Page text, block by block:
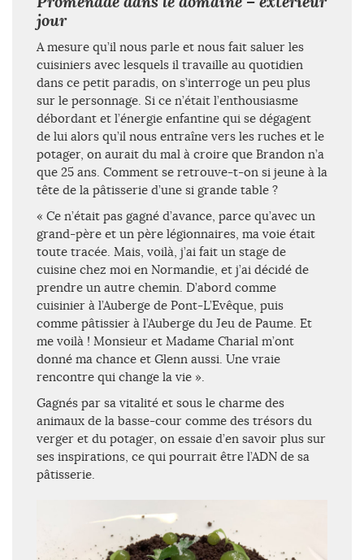
jour
A mesure qu’il nous parle et nous fait saluer les
cuisiniers avec lesquels il travaille au quotidien
dans ce petit paradis, on s’interroge un peu plus
sur le personnage. Si ce n’était l’enthousiasme
débordant et l’énergie enfantine qui se dégagent
de lui alors qu’il nous entraîne vers les ruches et le
potager, on aurait du mal à croire que Brandon n’a
que 25 ans. Comment se retrouve-t-on si jeune à la
tête de la pâtisserie d’une si grande table ?
« Ce n’était pas gagné d’avance, parce qu’avec un
grand-père et un père légionnaires, ma voie était
toute tracée. Mais, voilà, j’ai fait un stage de
cuisine chez moi en Normandie, et j’ai décidé de
prendre un autre chemin. D’abord comme
cuisinier à l’Auberge de Pont-L’Evêque, puis
comme pâtissier à l’Auberge du Jeu de Paume. Et
me voilà ! Monsieur et Madame Charial m’ont
donné ma chance et Glenn aussi. Une vraie
rencontre qui change la vie ».
Gagnés par sa vitalité et sous le charme des
animaux de la basse-cour comme des trésors du
verger et du potager, on essaie d’en savoir plus sur
ses inspirations, ce qui pourrait être l’ADN de sa
pâtisserie.